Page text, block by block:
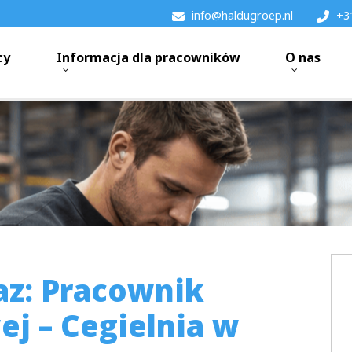
info@haldugroep.nl
Informacja dla pracowników O nas
Pracownik
– Cegielnia w